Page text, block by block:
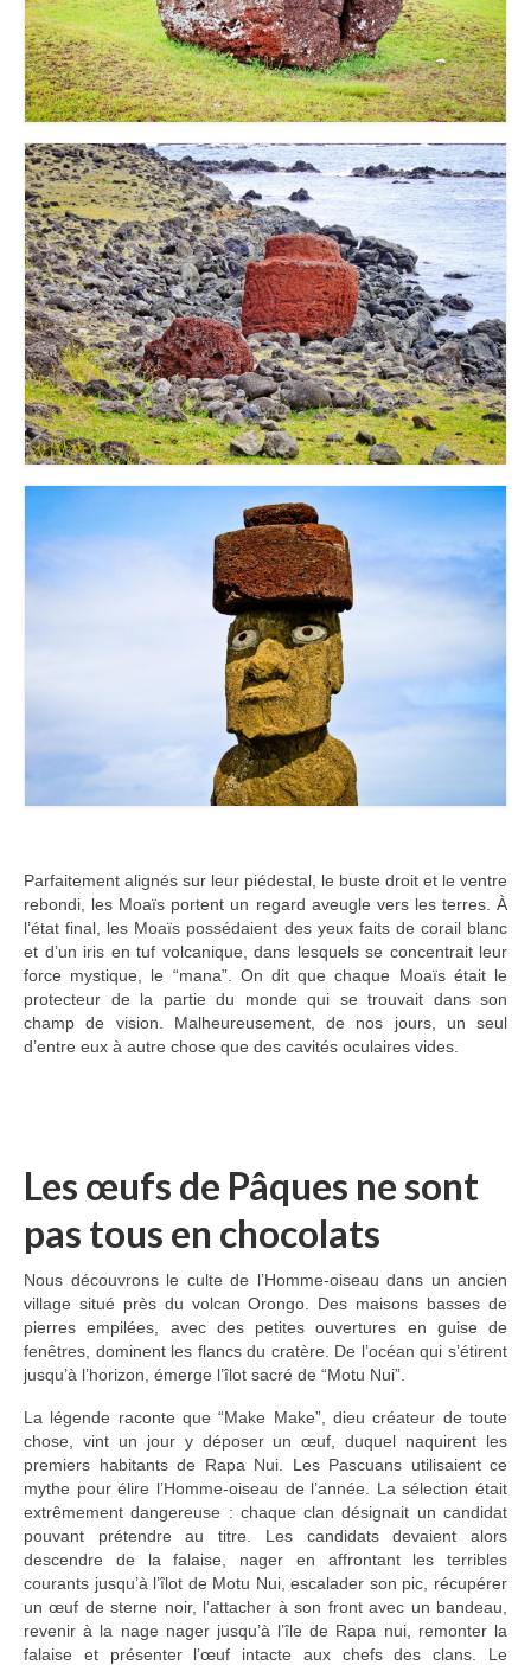
Parfaitement alignés sur leur piédestal, le buste droit et le ventre
rebondi, les Moaïs portent un regard aveugle vers les terres. À
l’état final, les Moaïs possédaient des yeux faits de corail blanc
et d’un iris en tuf volcanique, dans lesquels se concentrait leur
force mystique, le “mana”. On dit que chaque Moaïs était le
protecteur de la partie du monde qui se trouvait dans son
champ de vision. Malheureusement, de nos jours, un seul
d’entre eux à autre chose que des cavités oculaires vides.
Les œufs de Pâques ne sont
pas tous en chocolats
Nous découvrons le culte de l’Homme-oiseau dans un ancien
village situé près du volcan Orongo. Des maisons basses de
pierres empilées, avec des petites ouvertures en guise de
fenêtres, dominent les flancs du cratère. De l’océan qui s’étirent
jusqu’à l’horizon, émerge l’îlot sacré de “Motu Nui”.
La légende raconte que “Make Make”, dieu créateur de toute
chose, vint un jour y déposer un œuf, duquel naquirent les
premiers habitants de Rapa Nui. Les Pascuans utilisaient ce
mythe pour élire l’Homme-oiseau de l’année. La sélection était
extrêmement dangereuse : chaque clan désignait un candidat
pouvant prétendre au titre. Les candidats devaient alors
descendre de la falaise, nager en affrontant les terribles
courants jusqu’à l’îlot de Motu Nui, escalader son pic, récupérer
un œuf de sterne noir, l’attacher à son front avec un bandeau,
revenir à la nage nager jusqu’à l’île de Rapa nui, remonter la
falaise et présenter l’œuf intacte aux chefs des clans. Le